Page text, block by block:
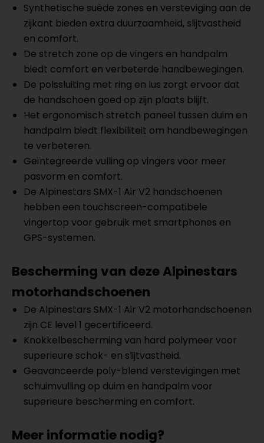
Synthetische suède zones en versteviging aan de
zijkant bieden extra duurzaamheid, slijtvastheid
en comfort.
De stretch zone op de vingers en handpalm
biedt comfort en verbeterde handbewegingen.
De polssluiting met ring en lus zorgt ervoor dat
de handschoen goed op zijn plaats blijft.
Het ergonomisch stretch paneel tussen duim en
handpalm biedt flexibiliteit om handbewegingen
te verbeteren.
Geïntegreerde vulling op vingers voor meer
pasvorm en comfort.
De Alpinestars SMX-1 Air V2 handschoenen
hebben een touchscreen-compatibele
vingertop voor gebruik met smartphones en
GPS-systemen.
Bescherming van deze Alpinestars
motorhandschoenen
De Alpinestars SMX-1 Air V2 motorhandschoenen
zijn CE level 1 gecertificeerd.
Knokkelbescherming van hard polymeer voor
superieure schok- en slijtvastheid.
Geavanceerde poly-blend verstevigingen met
schuimvulling op duim en handpalm voor
superieure bescherming en comfort.
Meer informatie nodig?